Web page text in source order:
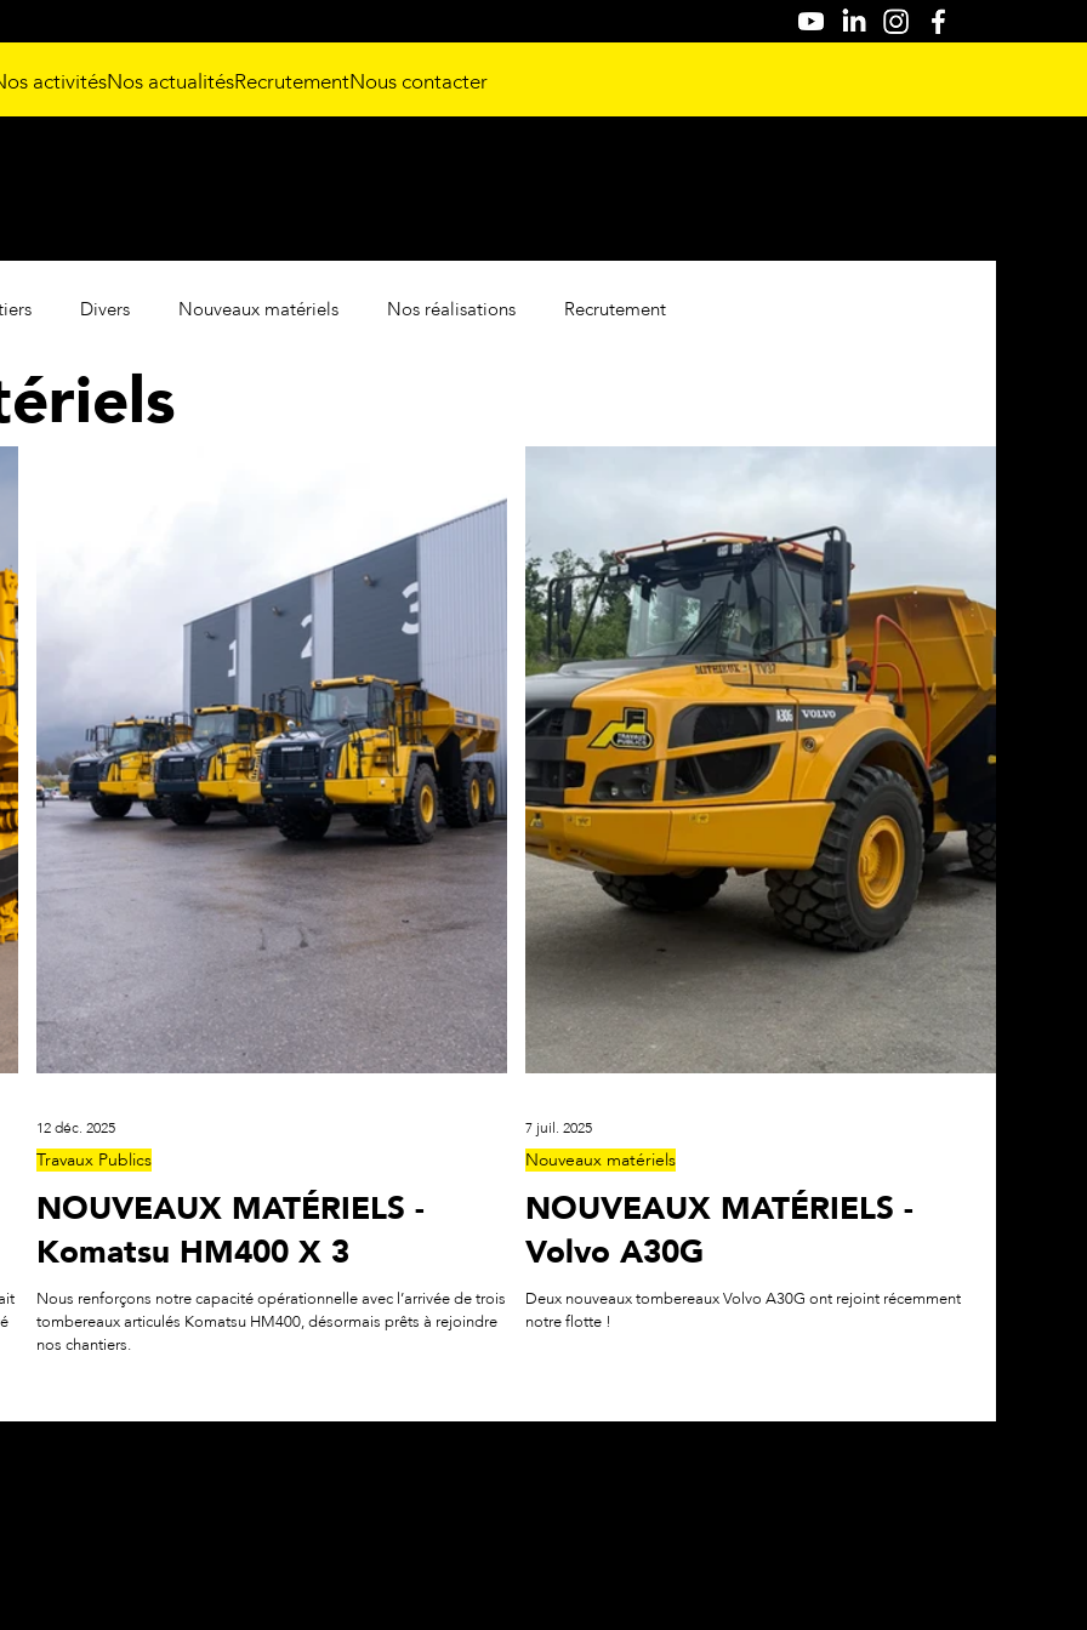
activitésNos actualitésRecrutementNous contacter
Divers Nouveaux matériels Nos réalisations Recrutement
NOUVEAUX MATÉRIELS -
Komatsu HM400 X 3
Nous renforçons notre capacité opérationnelle avec l’arrivée de trois
tombereaux articulés Komatsu HM400, désormais prêts à rejoindre
nos chantiers.
Travaux Publics
12 déc. 2025
NOUVEAUX MATÉRIELS -
Volvo A30G
Deux nouveaux tombereaux Volvo A30G ont rejoint récemment
notre flotte !
Nouveaux matériels
7 juil. 2025